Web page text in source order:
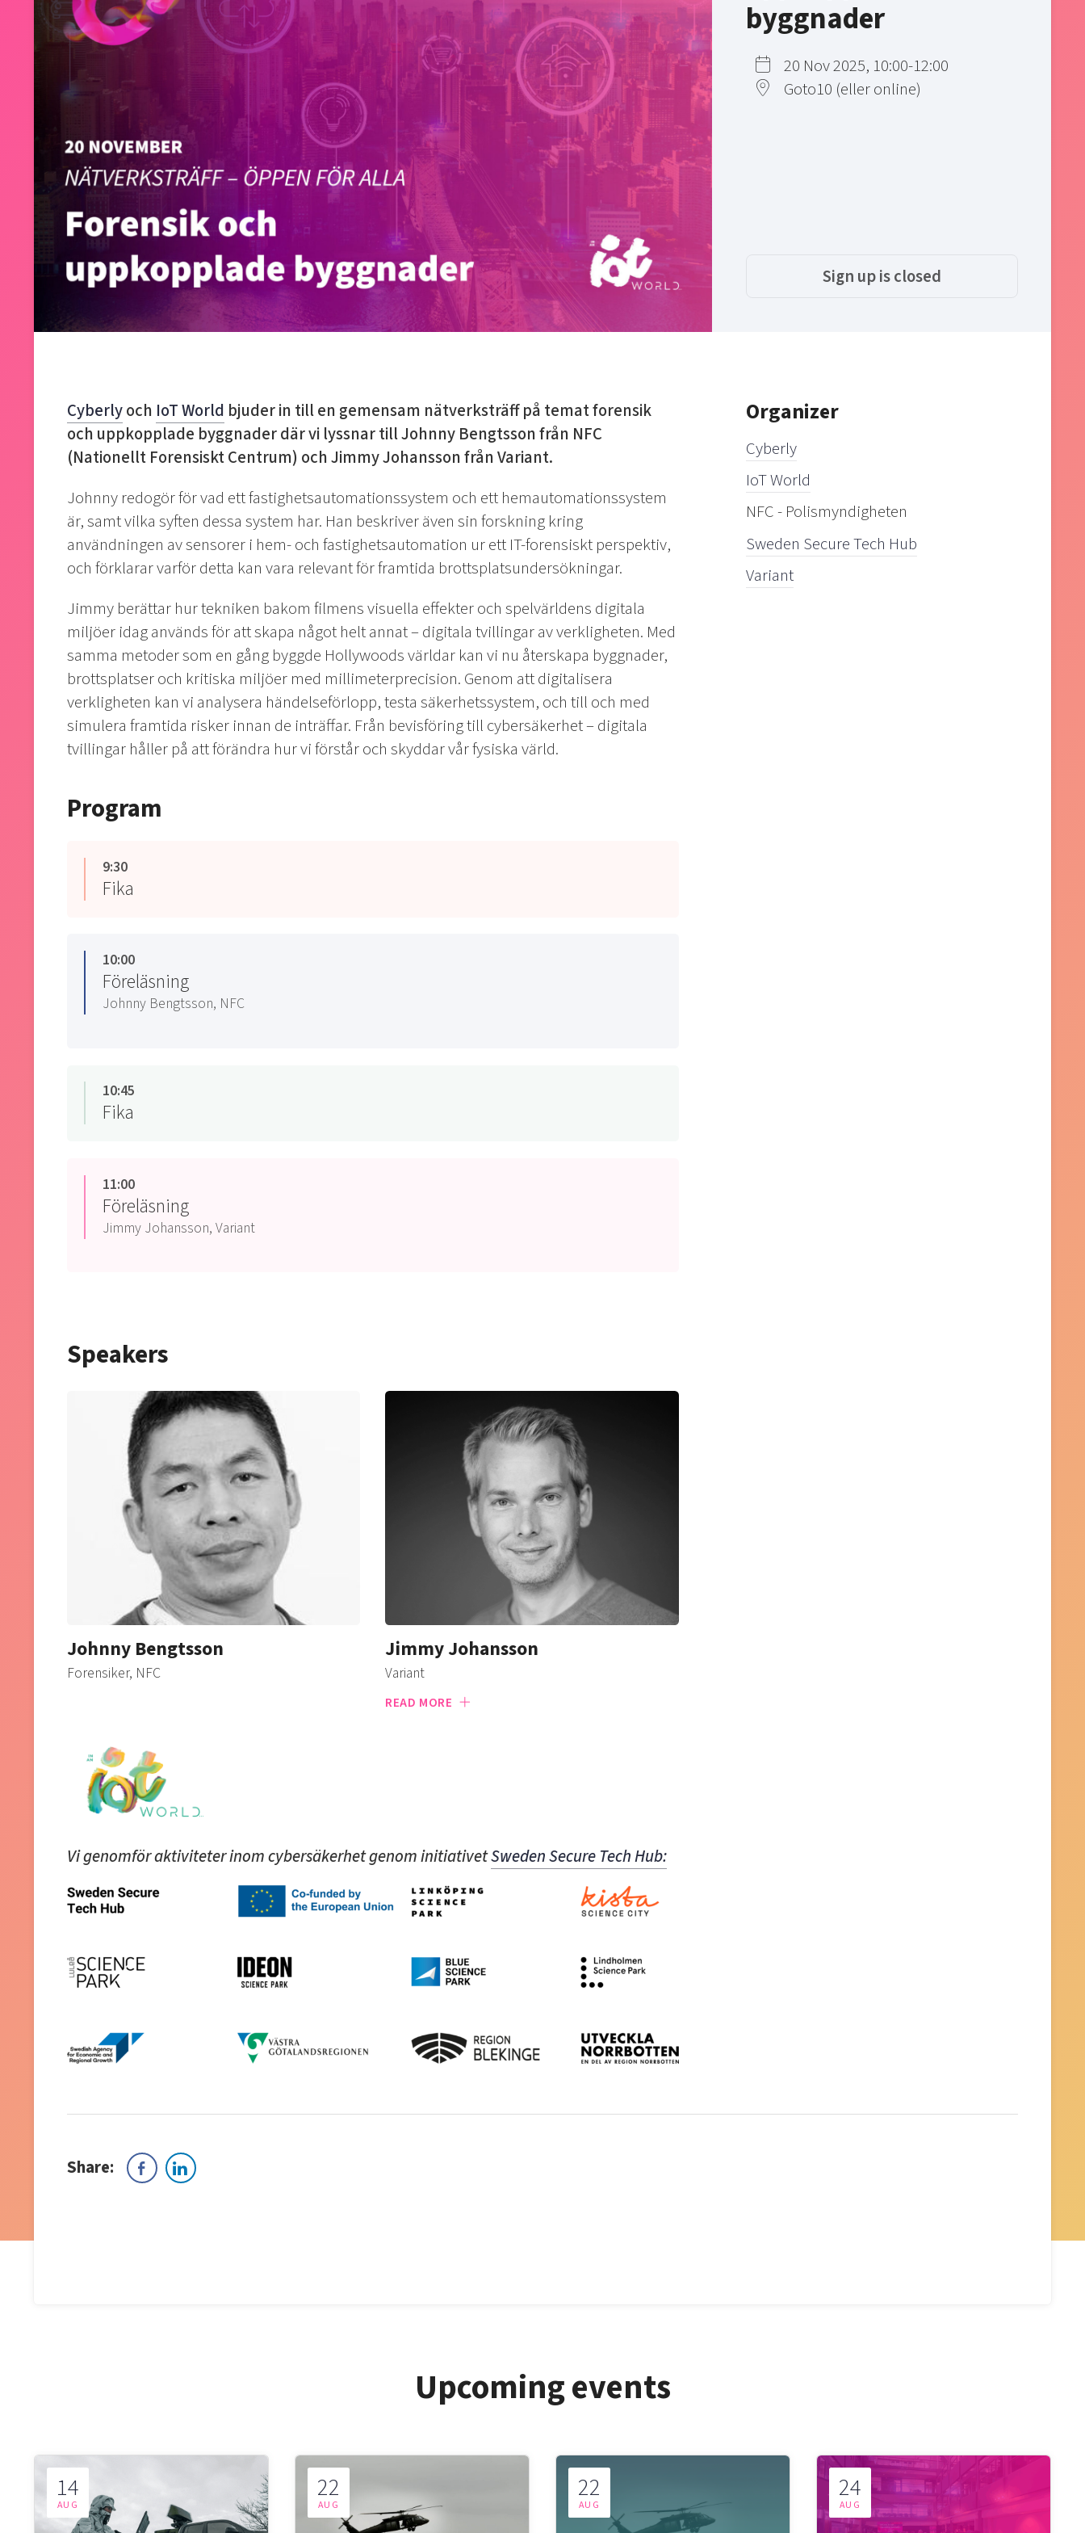
byggnader
20 Nov 2025, 10:00-12:00
Goto10 (eller online)
Sign up is closed
Cyberlyoch IoT World bjuder in till en gemensam nätverksträff på temat forensik
och uppkopplade byggnader där vi lyssnar till Johnny Bengtsson från NFC
(Nationellt Forensiskt Centrum) och Jimmy Johansson från Variant.
Johnny redogör för vad ett fastighetsautomationssystem och ett hemautomationssystem
är, samt vilka syften dessa system har. Han beskriver även sin forskning kring
användningen av sensorer i hem- och fastighetsautomation ur ett IT-forensiskt perspektiv,
och förklarar varför detta kan vara relevant för framtida brottsplatsundersökningar.
Jimmy berättar hur tekniken bakom filmens visuella effekter och spelvärldens digitala
miljöer idag används för att skapa något helt annat – digitala tvillingar av verkligheten. Med
samma metoder som en gång byggde Hollywoods världar kan vi nu återskapa byggnader,
brottsplatser och kritiska miljöer med millimeterprecision. Genom att digitalisera
verkligheten kan vi analysera händelseförlopp, testa säkerhetssystem, och till och med
simulera framtida risker innan de inträffar. Från bevisföring till cybersäkerhet – digitala
tvillingar håller på att förändra hur vi förstår och skyddar vår fysiska värld.
Program
9:30
Fika
10:00
Föreläsning
Johnny Bengtsson, NFC
10:45
Fika
11:00
Föreläsning
Jimmy Johansson, Variant
Speakers
Johnny Bengtsson
Forensiker, NFC
Jimmy Johansson
Variant
READ MORE
Vi genomför aktiviteter inom cybersäkerhet genom initiativetSweden Secure Tech Hub:
Organizer
Cyberly
IoT World
NFC - Polismyndigheten
Sweden Secure Tech Hub
Variant
Share:
Upcoming events
14
AUG
22
AUG
22
AUG
24
AUG